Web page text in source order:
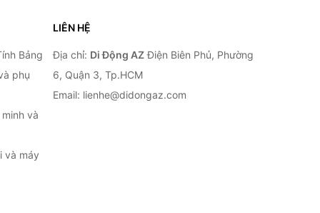
Bảng
phụ
và
và máy
LIÊN HỆ
Địa chỉ: Di Động AZĐiện Biên Phủ, Phường
6, Quận 3, Tp.HCM
Email: lienhe@didongaz.com